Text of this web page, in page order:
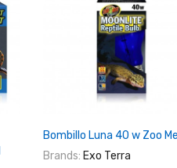
+ Agregar Al Carrito
Bombillo Luna 40 w Zoo
Brands: Exo Terra